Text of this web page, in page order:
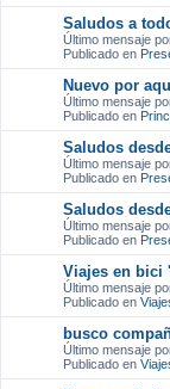
Saludos a
Último mensaje
Publicado en
Nuevo por
Último mensaje
Publicado en
Saludos
Último mensaje
Publicado en
Saludos
Último mensaje
Publicado en
Viajes en bici
Último mensaje
Publicado en
busco
Último mensaje
Publicado en